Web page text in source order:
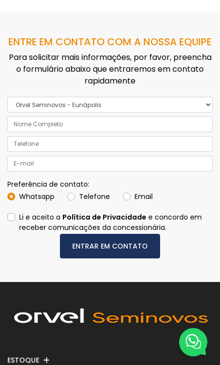
ENTRE EM CONTATO COM A NOSSA EQUIPE
Para solicitar mais informações, por favor, preencha
o formulário abaixo que entraremos em contato
rapidamente
Preferência de contato:
Whatsapp
Telefone Email
Li e aceito a Política de Privacidade e concordo em
receber comunicações da concessionária.
ENTRAR EM CONTATO
ESTOQUE